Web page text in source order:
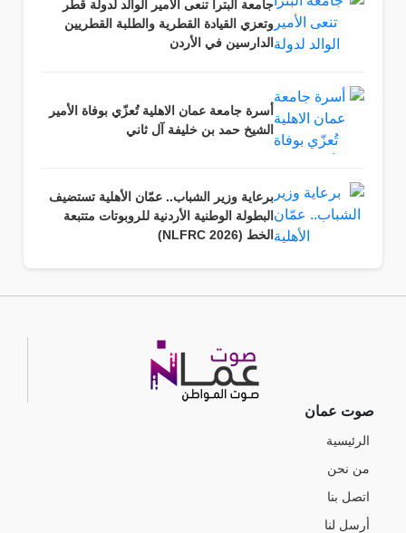
جامعة البترا تنعى الأمير الوالد لدولة قطر
وتعزي القيادة القطرية والطلبة القطريين
الدارسين في الأردن
أسرة جامعة عمان الاهلية تُعزّي بوفاة الأمير
الشيخ حمد بن خليفة آل ثاني
برعاية وزير الشباب.. عمّان الأهلية تستضيف
البطولة الوطنية الأردنية للروبوتات متتبعة
الخط (NLFRC 2026)
صوت عمان
الرئيسية
من نحن
اتصل بنا
أرسل لنا